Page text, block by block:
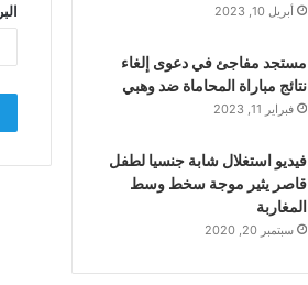
أبريل 10, 2023
مستجد مفاجئ في دعوى إلغاء
نتائج مباراة المحاماة ضد وهبي
فبراير 11, 2023
فيديو استغلال شابة جنسيا لطفل
قاصر يثير موجة سخط وسط
المغاربة
سبتمبر 20, 2020